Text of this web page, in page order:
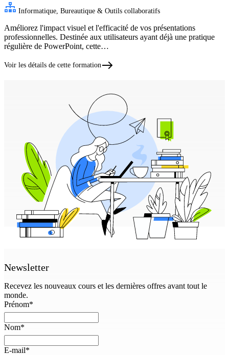
Informatique, Bureautique & Outils collaboratifs
Améliorez l'impact visuel et l'efficacité de vos présentations
professionnelles. Destinée aux utilisateurs ayant déjà une pratique
régulière de PowerPoint, cette…
Voir les détails de cette formation
Newsletter
Recevez les nouveaux cours et les dernières offres avant tout le
monde.
Prénom*
Nom*
E-mail*